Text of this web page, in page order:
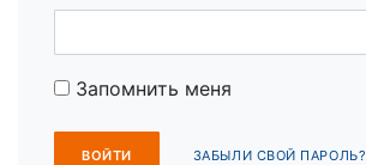
Запомнить меня
ЗАБЫЛИ СВОЙ ПАРОЛЬ?